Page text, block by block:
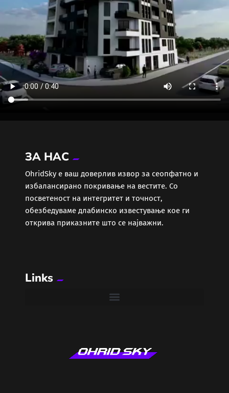
ЗА НАС
ОhridSky е ваш доверлив извор за сеопфатно и
избалансирано покривање на вестите. Со
посветеност на интегритет и точност,
обезбедуваме длабинско известување кое ги
открива приказните што се најважни.
Links